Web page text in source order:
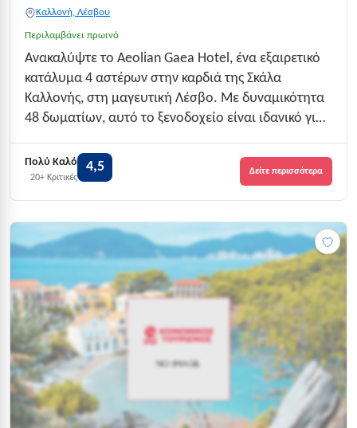
Καλλονή, Λέσβου
Περιλαμβάνει πρωινό
Ανακαλύψτε το Aeolian Gaea Hotel, ένα εξαιρετικό
κατάλυμα 4 αστέρων στην καρδιά της Σκάλα
Καλλονής, στη μαγευτική Λέσβο. Με δυναμικότητα
48 δωματίων, αυτό το ξενοδοχείο είναι ιδανικό για
ποιότητα σε προσιτές τιμές. Η τοποθεσία του
προσφέρει εύκολη πρόσβαση στις όμο...
Πολύ Καλό
20+ Κριτικές
4,5 Δείτε περισσότερα